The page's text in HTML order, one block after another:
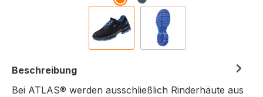
Beschreibung
Bei ATLAS® werden ausschließlich Rinderhäute aus